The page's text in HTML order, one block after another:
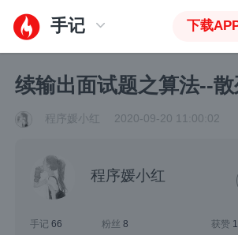
手记 下载
续输出面试题之算法--
程序媛小红 2020-09-20 11:00:02
程序媛小红
手记66 粉丝8 获赞